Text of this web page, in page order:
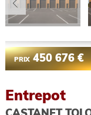
PRIX450 676 €
Entrepot